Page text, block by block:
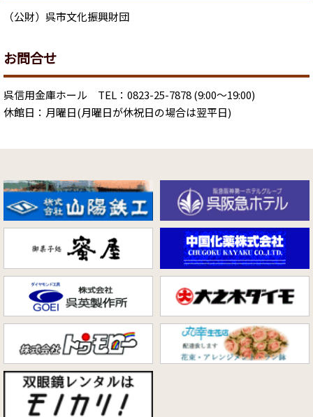
（公財）呉市文化振興財団
お問合せ
呉信用金庫ホール TEL：0823-25-7878 (9:00～19:00)
休館日：月曜日(月曜日が休祝日の場合は翌平日)